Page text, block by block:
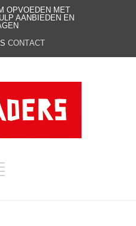
OPVOEDEN MET
AANBIEDEN EN
CONTACT